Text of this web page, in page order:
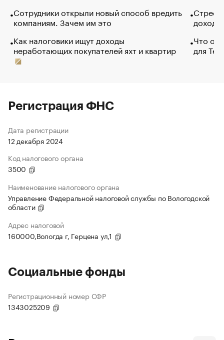
Сотрудники открыли новый способ вредить
компаниям. Зачем им это
Как налоговики ищут доходы
неработающих покупателей яхт и квартир
Что
для
Регистрация ФНС
Дата регистрации
12 декабря 2024
Код налогового органа
3500
Наименование налогового органа
Управление Федеральной налоговой службы по Вологодской
области
Адрес налоговой
160000,Вологда г, Герцена ул,1
Социальные фонды
Регистрационный номер СФР
1343025209